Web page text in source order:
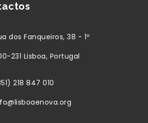
dos Fanqueiros, 38 - 1º
231 Lisboa, Portugal
218 847 010